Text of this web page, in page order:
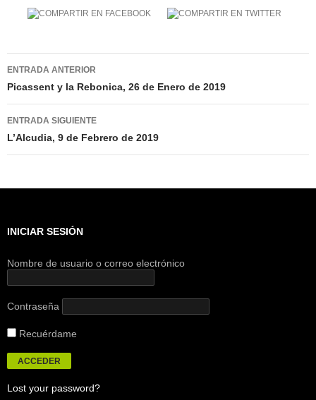
Navegación
de
entradas
ENTRADA ANTERIOR
Picassent y la Rebonica, 26 de Enero de 2019
ENTRADA SIGUIENTE
L’Alcudia, 9 de Febrero de 2019
INICIAR SESIÓN
Nombre de usuario o correo electrónico
Contraseña
Recuérdame
Lost your password?